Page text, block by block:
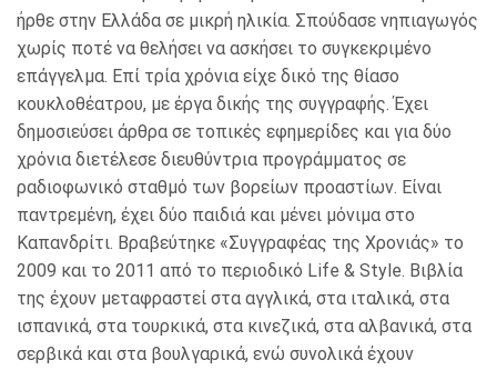
ήρθε στην Ελλάδα σε μικρή ηλικία. Σπούδασε νηπιαγωγός
χωρίς ποτέ να θελήσει να ασκήσει το συγκεκριμένο
επάγγελμα. Επί τρία χρόνια είχε δικό της θίασο
κουκλοθέατρου, με έργα δικής της συγγραφής. Έχει
δημοσιεύσει άρθρα σε τοπικές εφημερίδες και για δύο
χρόνια διετέλεσε διευθύντρια προγράμματος σε
ραδιοφωνικό σταθμό των βορείων προαστίων. Είναι
παντρεμένη, έχει δύο παιδιά και μένει μόνιμα στο
Καπανδρίτι. Βραβεύτηκε «Συγγραφέας της Χρονιάς» το
2009 και το 2011 από το περιοδικό Life & Style. Βιβλία
της έχουν μεταφραστεί στα αγγλικά, στα ιταλικά, στα
ισπανικά, στα τουρκικά, στα κινεζικά, στα αλβανικά, στα
σερβικά και στα βουλγαρικά, ενώ συνολικά έχουν